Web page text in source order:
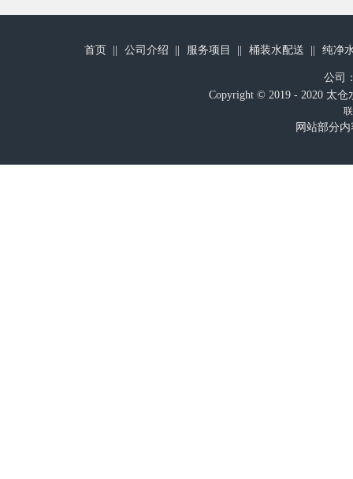
首页 公司介绍 服务项目 桶装水配送 纯净
公司
Copyright © 2019 - 2020 太
网站部分